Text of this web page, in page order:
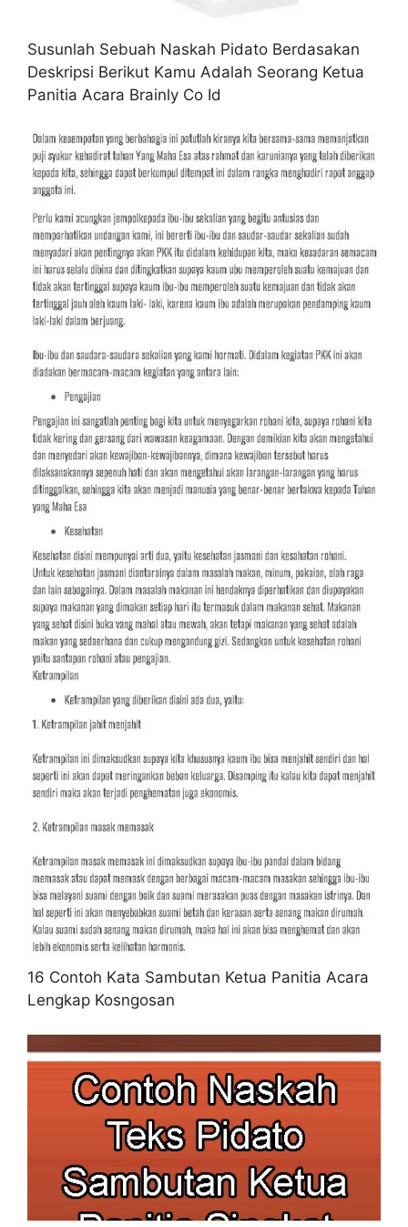
Susunlah Sebuah Naskah Pidato Berdasakan
Deskripsi Berikut Kamu Adalah Seorang Ketua
Panitia Acara Brainly Co Id
16 Contoh Kata Sambutan Ketua Panitia Acara
Lengkap Kosngosan